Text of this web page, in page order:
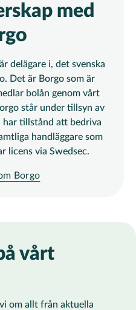
med
delägare i, det svenska
Det är Borgo som är
bolån genom vårt
står under tillsyn av
har tillstånd att bedriva
handläggare som
licens via Swedsec.
Borgo
vårt
om allt från aktuella